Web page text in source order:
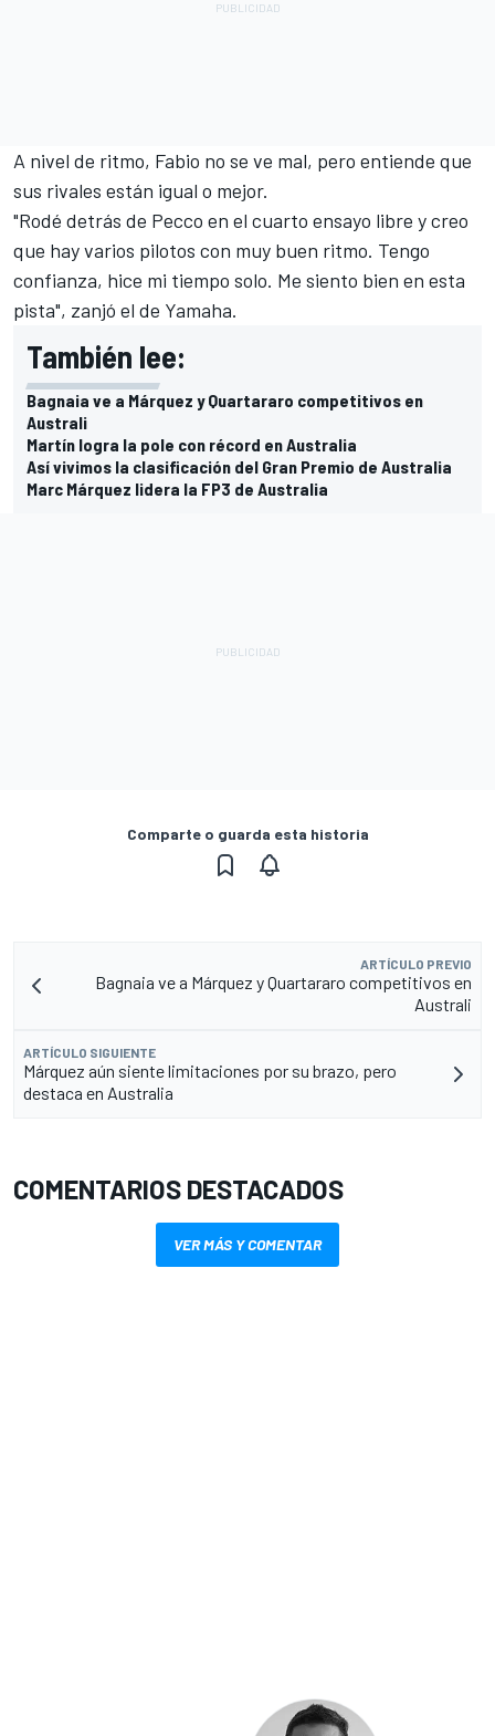
A nivel de ritmo, Fabio no se ve mal, pero entiende que
sus rivales están igual o mejor.
"Rodé detrás de Pecco en el cuarto ensayo libre y creo
que hay varios pilotos con muy buen ritmo. Tengo
confianza, hice mi tiempo solo. Me siento bien en esta
pista", zanjó el de Yamaha.
También lee:
Bagnaia ve a Márquez y Quartararo competitivos en
Australi
Martín logra la pole con récord en Australia
Así vivimos la clasificación del Gran Premio de Australia
Marc Márquez lidera la FP3 de Australia
Comparte o guarda esta historia
ARTÍCULO PREVIO
Bagnaia ve a Márquez y Quartararo competitivos en
Australi
ARTÍCULO SIGUIENTE
Márquez aún siente limitaciones por su brazo, pero
destaca en Australia
COMENTARIOS DESTACADOS
VER MÁS Y COMENTAR